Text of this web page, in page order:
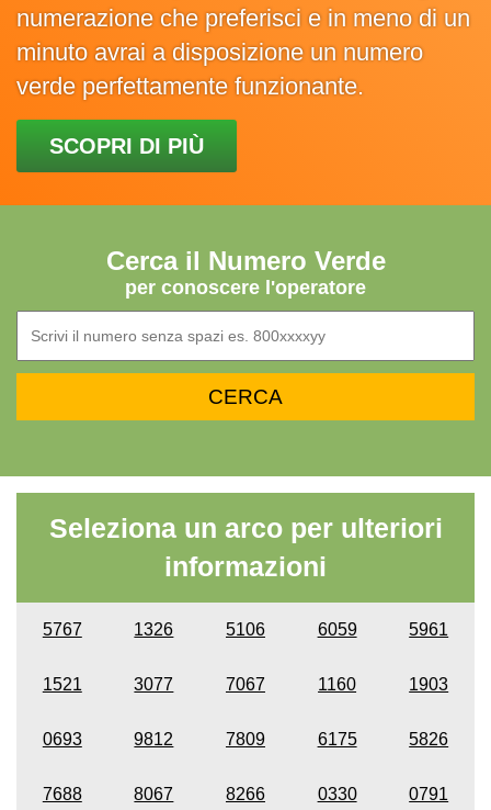
numerazione che preferisci e in meno di un
minuto avrai a disposizione un numero
verde perfettamente funzionante.
SCOPRI DI PIÙ
Cerca il Numero Verde
per conoscere l'operatore
Seleziona un arco per ulteriori
informazioni
5767 1326 5106 6059 5961
1521 3077 7067 1160 1903
0693 9812 7809 6175 5826
7688 8067 8266 0330 0791